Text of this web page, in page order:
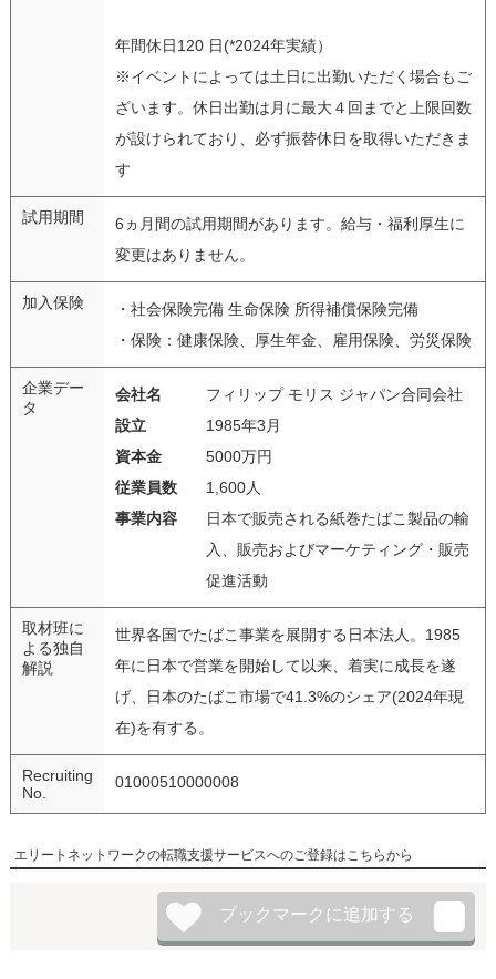
年間休日120 日(*2024年実績）
※イベントによっては土日に出勤いただく場合もご
ざいます。休日出勤は月に最大４回までと上限回数
が設けられており、必ず振替休日を取得いただきま
す
試用期間
6ヵ月間の試用期間があります。給与・福利厚生に
変更はありません。
加入保険
・社会保険完備 生命保険 所得補償保険完備
・保険：健康保険、厚生年金、雇用保険、労災保険
企業デー
タ
会社名
フィリップ モリス ジャパン合同会社
設立
1985年3月
資本金
5000万円
従業員数
1,600人
事業内容
日本で販売される紙巻たばこ製品の輸
入、販売およびマーケティング・販売
促進活動
取材班に
よる独自
解説
世界各国でたばこ事業を展開する日本法人。1985
年に日本で営業を開始して以来、着実に成長を遂
げ、日本のたばこ市場で41.3%のシェア(2024年現
在)を有する。
Recruiting
No.
01000510000008
エリートネットワークの転職支援サービスへのご登録はこちらから